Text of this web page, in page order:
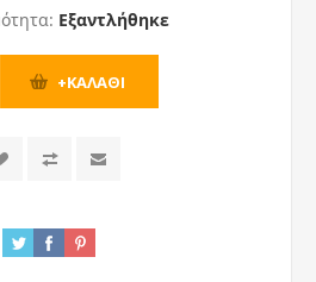
Εξαντλήθηκε